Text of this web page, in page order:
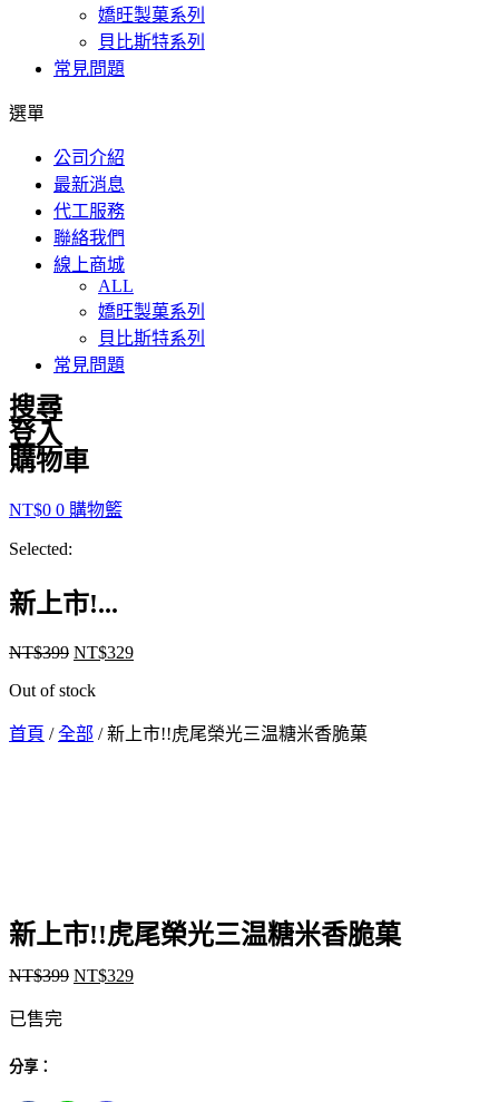
嬌旺製菓系列
貝比斯特系列
常見問題
選單
公司介紹
最新消息
代工服務
聯絡我們
線上商城
ALL
嬌旺製菓系列
貝比斯特系列
常見問題
搜尋
登入
購物車
NT$0 0 購物籃
Selected:
新上市!...
NT$399 NT$329
Out of stock
首頁 /全部 / 新上市!!虎尾榮光三温糖米香脆菓
新上市!!虎尾榮光三温糖米香脆菓
NT$399 NT$329
已售完
分享：